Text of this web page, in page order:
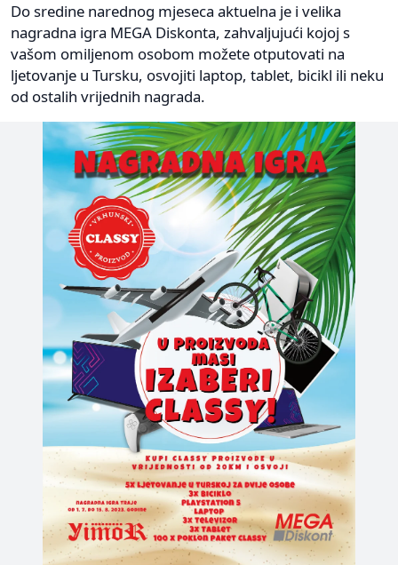
Do sredine narednog mjeseca aktuelna je i velika
nagradna igra MEGA Diskonta, zahvaljujući kojoj s
vašom omiljenom osobom možete otputovati na
ljetovanje u Tursku, osvojiti laptop, tablet, bicikl ili neku
od ostalih vrijednih nagrada.